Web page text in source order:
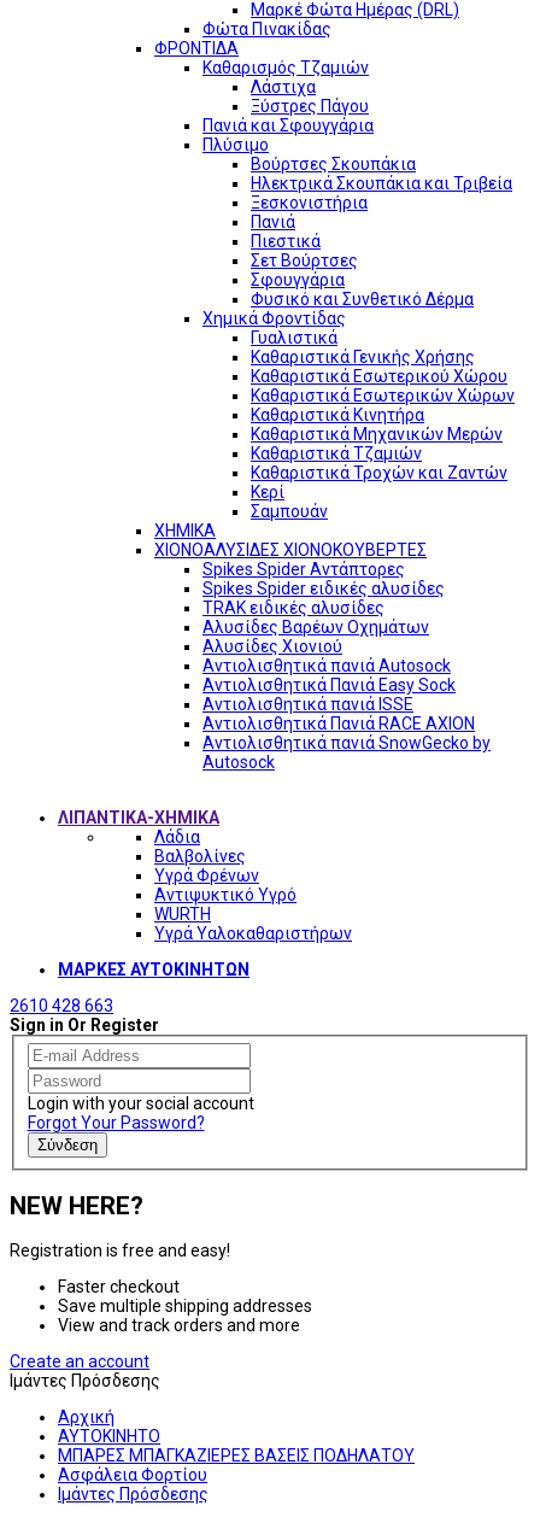
Μαρκέ Φώτα Ημέρας (DRL)
Φώτα Πινακίδας
ΦΡΟΝΤΙΔΑ
Καθαρισμός Τζαμιών
Λάστιχα
Ξύστρες Πάγου
Πανιά και Σφουγγάρια
Πλύσιμο
Βούρτσες Σκουπάκια
Ηλεκτρικά Σκουπάκια και Τριβεία
Ξεσκονιστήρια
Πανιά
Πιεστικά
Σετ Βούρτσες
Σφουγγάρια
Φυσικό και Συνθετικό Δέρμα
Χημικά Φροντίδας
Γυαλιστικά
Καθαριστικά Γενικής Χρήσης
Καθαριστικά Εσωτερικού Χώρου
Καθαριστικά Εσωτερικών Χώρων
Καθαριστικά Κινητήρα
Καθαριστικά Μηχανικών Μερών
Καθαριστικά Τζαμιών
Καθαριστικά Τροχών και Ζαντών
Κερί
Σαμπουάν
ΧΗΜΙΚΑ
ΧΙΟΝΟΑΛΥΣΙΔΕΣ ΧΙΟΝΟΚΟΥΒΕΡΤΕΣ
Spikes Spider Αντάπτορες
Spikes Spider ειδικές αλυσίδες
TRAK ειδικές αλυσίδες
Αλυσίδες Βαρέων Οχημάτων
Αλυσίδες Χιονιού
Αντιολισθητικά πανιά Autosock
Αντιολισθητικά Πανιά Easy Sock
Αντιολισθητικά πανιά ISSE
Αντιολισθητικά Πανιά RACE AXION
Αντιολισθητικά πανιά SnowGecko by
Autosock
ΛΙΠΑΝΤΙΚΑ-ΧΗΜΙΚΑ
Λάδια
Βαλβολίνες
Υγρά Φρένων
Αντιψυκτικό Υγρό
WURTH
Υγρά Υαλοκαθαριστήρων
ΜΑΡΚΕΣ ΑΥΤΟΚΙΝΗΤΩΝ
2610 428 663
Sign in Or Register
Login with your social account
Forgot Your Password?
Σύνδεση
NEW HERE?
Registration is free and easy!
Faster checkout
Save multiple shipping addresses
View and track orders and more
Create an account
Ιμάντες Πρόσδεσης
Αρχική
ΑΥΤΟΚΙΝΗΤΟ
ΜΠΑΡΕΣ ΜΠΑΓΚΑΖΙΕΡΕΣ ΒΑΣΕΙΣ ΠΟΔΗΛΑΤΟΥ
Ασφάλεια Φορτίου
Ιμάντες Πρόσδεσης